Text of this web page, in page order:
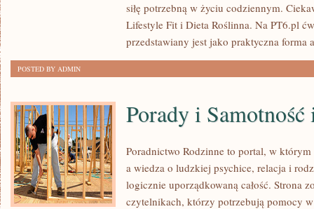
siłę potrzebną w życiu codziennym.
Lifestyle Fit i Dieta Roślinna. Na PT6.pl
przedstawiany jest jako praktyczna forma
POSTED BY ADMIN
Porady i
Poradnictwo Rodzinne to portal, w
a wiedza o ludzkiej psychice, relacja i
logicznie uporządkowaną całość. Strona
czytelnikach, którzy potrzebują pomocy